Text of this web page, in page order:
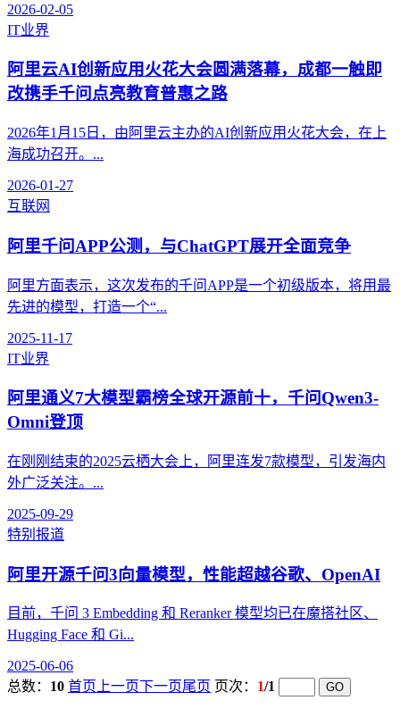
2026-02-05
IT业界
阿里云AI创新应用火花大会圆满落幕，成都一触即
改携手千问点亮教育普惠之路
2026年1月15日，由阿里云主办的AI创新应用火花大会，在上
海成功召开。...
2026-01-27
互联网
阿里千问APP公测，与ChatGPT展开全面竞争
阿里方面表示，这次发布的千问APP是一个初级版本，将用最
先进的模型，打造一个“...
2025-11-17
IT业界
阿里通义7大模型霸榜全球开源前十，千问Qwen3-
Omni登顶
在刚刚结束的2025云栖大会上，阿里连发7款模型，引发海内
外广泛关注。...
2025-09-29
特别报道
阿里开源千问3向量模型，性能超越谷歌、OpenAI
目前，千问 3 Embedding 和 Reranker 模型均已在魔搭社区、
Hugging Face 和 Gi...
2025-06-06
总数： 10 首页 上一页下一页尾页 页次： 1/1